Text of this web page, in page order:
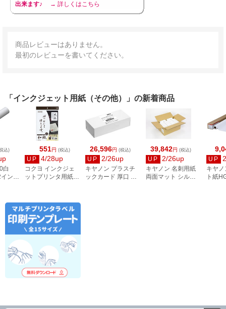
出来ます♪
→ 詳しくはこちら
商品レビューはありません。
最初のレビューを書いてください。
「インクジェット用紙（その他）」の新着商品
551円 (税込)
UP 4/28up
コクヨ インクジェ
ットプリンタ用紙
26,596円 (税込)
UP 2/26up
キヤノン プラスチ
ックカード 厚口 両
39,842円 (税込)
UP 2/26up
キヤノン 名刺用紙
両面マット シルク
UP
キヤ
ト紙
込)
白
ンチ